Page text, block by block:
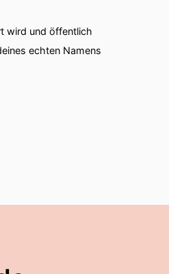
wird und öffentlich
echten Namens